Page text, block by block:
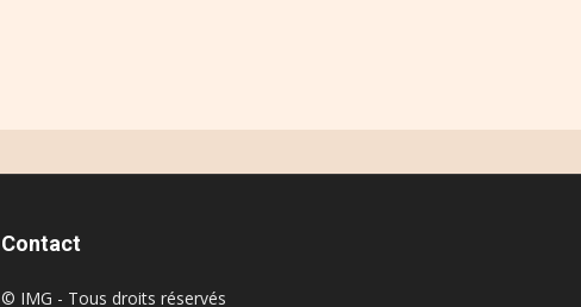
Contact
© IMG - Tous droits réservés